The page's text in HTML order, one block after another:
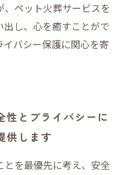
、ペット火葬サービスを
し、心を癒すことがで
バシー保護に関心を寄
性とプライバシーに
供します
を最優先に考え、安全